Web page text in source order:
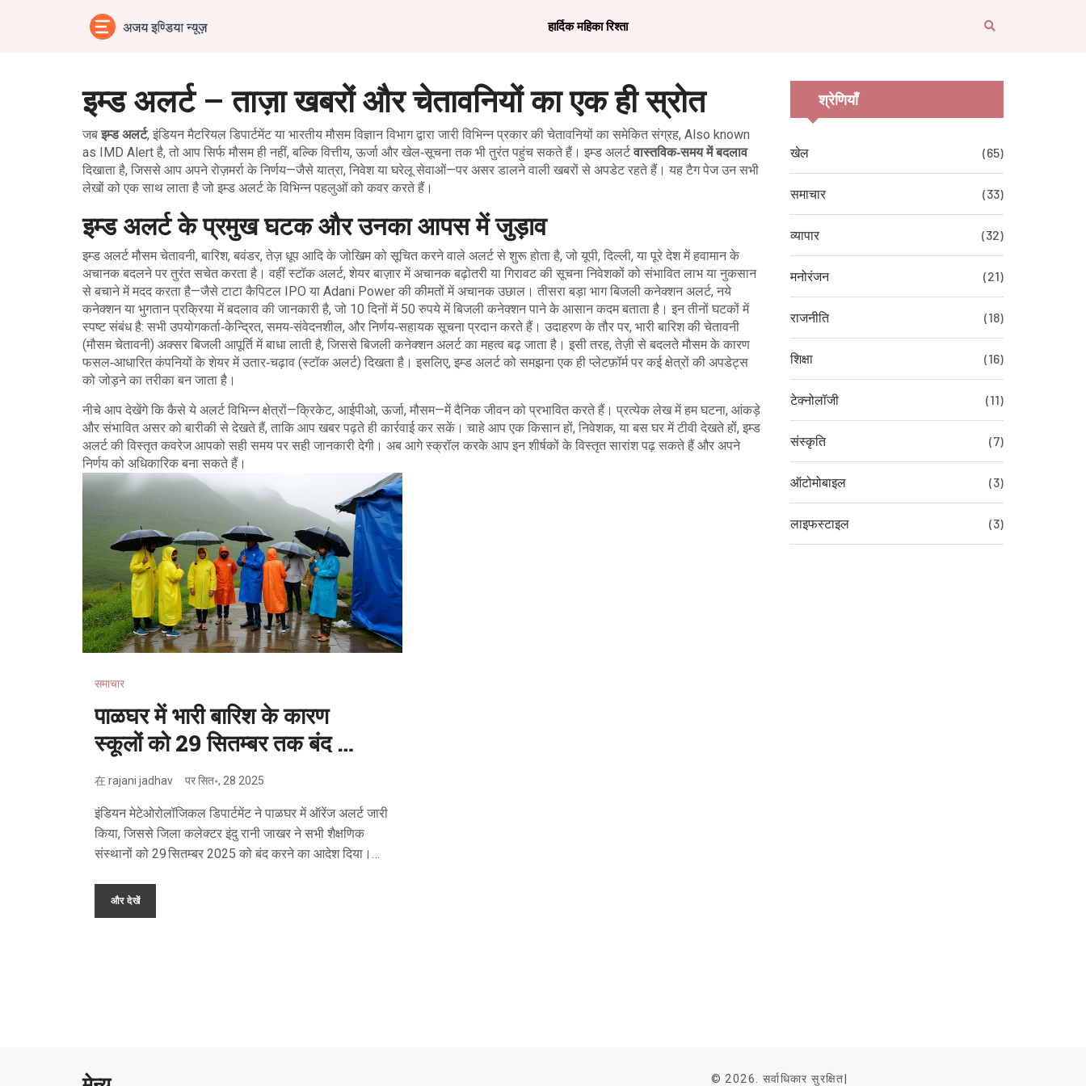
हार्दिक महिका रिश्ता
इम्ड अलर्ट – ताज़ा खबरों और चेतावनियों का एक ही स्रोत
जबइम्ड अलर्ट, इंडियन मैटरियल डिपार्टमेंट या भारतीय मौसम विज्ञान विभाग द्वारा जारी विभिन्न प्रकार की चेतावनियों का समेकित संग्रह, Also known
as IMD Alert है, तो आप सिर्फ मौसम ही नहीं, बल्कि वित्तीय, ऊर्जा और खेल‑सूचना तक भी तुरंत पहुंच सकते हैं। इम्ड अलर्टवास्तविक‑समय में बदलाव
दिखाता है, जिससे आप अपने रोज़मर्रा के निर्णय—जैसे यात्रा, निवेश या घरेलू सेवाओं—पर असर डालने वाली खबरों से अपडेट रहते हैं। यह टैग पेज उन सभी
लेखों को एक साथ लाता है जो इम्ड अलर्ट के विभिन्न पहलुओं को कवर करते हैं।
इम्ड अलर्ट के प्रमुख घटक और उनका आपस में जुड़ाव
इम्ड अलर्टमौसम चेतावनी, बारिश, बवंडर, तेज़ धूप आदि के जोखिम को सूचित करने वाले अलर्टसे शुरू होता है, जो यूपी, दिल्ली, या पूरे देश में हवामान के
अचानक बदलने पर तुरंत सचेत करता है। वहींस्टॉक अलर्ट, शेयर बाज़ार में अचानक बढ़ोतरी या गिरावट की सूचना निवेशकों को संभावित लाभ या नुकसान
से बचाने में मदद करता है—जैसे टाटा कैपिटल IPO या Adani Power की कीमतों में अचानक उछाल। तीसरा बड़ा भागबिजली कनेक्शन अलर्ट, नये
कनेक्शन या भुगतान प्रक्रिया में बदलाव की जानकारी है, जो 10 दिनों में 50 रुपये में बिजली कनेक्शन पाने के आसान कदम बताता है। इन तीनों घटकों में
स्पष्ट संबंध है: सभी उपयोगकर्ता‑केन्द्रित, समय‑संवेदनशील, और निर्णय‑सहायक सूचना प्रदान करते हैं। उदाहरण के तौर पर, भारी बारिश की चेतावनी
(मौसम चेतावनी) अक्सर बिजली आपूर्ति में बाधा लाती है, जिससे बिजली कनेक्शन अलर्ट का महत्व बढ़ जाता है। इसी तरह, तेज़ी से बदलते मौसम के कारण
फसल‑आधारित कंपनियों के शेयर में उतार‑चढ़ाव (स्टॉक अलर्ट) दिखता है। इसलिए, इम्ड अलर्ट को समझना एक ही प्लेटफ़ॉर्म पर कई क्षेत्रों की अपडेट्स
को जोड़ने का तरीका बन जाता है।
नीचे आप देखेंगे कि कैसे ये अलर्ट विभिन्न क्षेत्रों—क्रिकेट, आईपीओ, ऊर्जा, मौसम—में दैनिक जीवन को प्रभावित करते हैं। प्रत्येक लेख में हम घटना, आंकड़े
और संभावित असर को बारीकी से देखते हैं, ताकि आप खबर पढ़ते ही कार्रवाई कर सकें। चाहे आप एक किसान हों, निवेशक, या बस घर में टीवी देखते हों, इम्ड
अलर्ट की विस्तृत कवरेज आपको सही समय पर सही जानकारी देगी। अब आगे स्क्रॉल करके आप इन शीर्षकों के विस्तृत सारांश पढ़ सकते हैं और अपने
निर्णय को अधिकारिक बना सकते हैं।
समाचार
पाळघर में भारी बारिश के कारण
स्कूलों को 29 सितम्बर तक बंद –
इम्ड ने जारी किया ऑरेंज अलर्ट
在rajani jadhav परसित॰, 28 2025
इंडियन मेटेओरोलॉजिकल डिपार्टमेंट ने पाळघर में ऑरेंज अलर्ट जारी
किया, जिससे जिला कलेक्टर इंदु रानी जाखर ने सभी शैक्षणिक
संस्थानों को 29 सितम्बर 2025 को बंद करने का आदेश दिया।
सहयोग के लिए उपस्थित रहने की सूचना दी गई।
और देखें
श्रेणियाँ
खेल (65)
समाचार (33)
व्यापार (32)
मनोरंजन (21)
राजनीति (18)
शिक्षा (16)
टेक्नोलॉजी (11)
संस्कृति (7)
ऑटोमोबाइल (3)
लाइफस्टाइल (3)
© 2026. सर्वाधिकार सुरक्षित|